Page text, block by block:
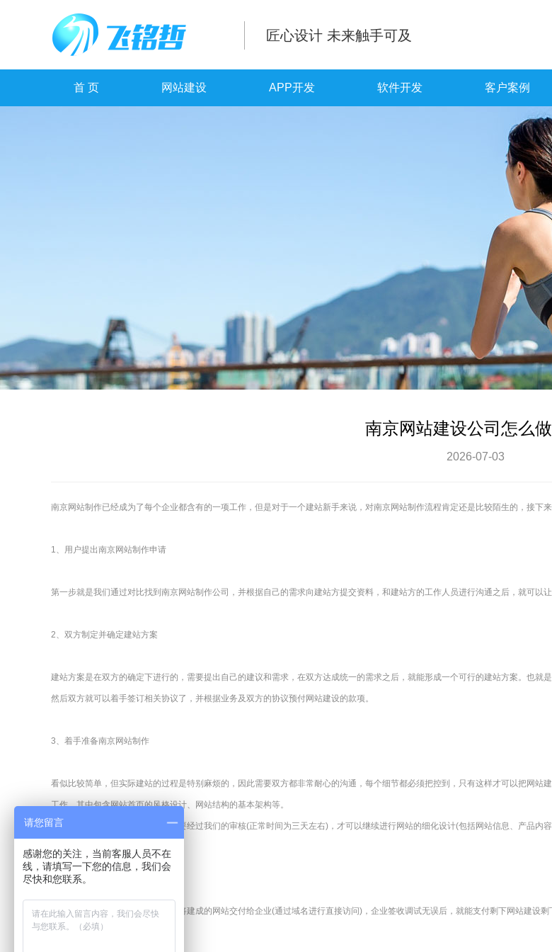
匠心设计 未来触手可及
首 页 网站建设 APP开发 软件开发 客户案例
南京网站建设公司怎么
2026-07-03
南京网站制作已经成为了每个企业都含有的一项工作，但是对于一个建站新手来说，对南京网站制作流程肯定还是比较陌生的，接下
1、用户提出南京网站制作申请
第一步就是我们通过对比找到 南京网站制作公司，并根据自己的需求向建站方提交资料，和建站方的工作人员进行沟通之后，就可以
2、双方制定并确定建站方案
建站方案是在双方的确定下进行的，需要提出自己的建议和需求，在双方达成统一的需求之后，就能形成一个可行的建站方案。也就
然后双方就可以着手签订相关协议了，并根据业务及双方的协议预付网站建设的款项。
3、着手准备南京网站制作
看似比较简单，但实际建站的过程是特别麻烦的，因此需要双方都非常耐心的沟通，每个细节都必须把控到，只有这样才可以把网站
工作，其中包含网站首页的风格设计、网站结构的基本架构等。
在建站方完成建站初稿设计后，需要经过我们的审核(正常时间为三天左右)，才可以继续进行网站的细化设计(包括网站信息、产品内
4、建站完成后的调试
建站方做完网站设计制作工作后，将建成的网站交付给企业(通过域名进行直接访问)，企业签收调试无误后，就能支付剩下网站建设剩
请您留言
感谢您的关注，当前客服人员不在
线，请填写一下您的信息，我们会
尽快和您联系。